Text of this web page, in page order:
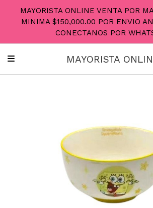
MAYORISTA ONLINE VENTA POR
MINIMA $150,000.00 POR ENVIO
CONECTANOS POR
MAYORISTA